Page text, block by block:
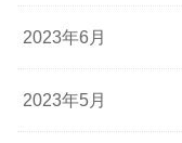
2023年6月
2023年5月